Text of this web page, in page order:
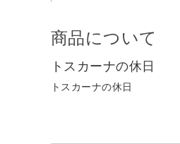
商品について
トスカーナの休日
トスカーナの休日